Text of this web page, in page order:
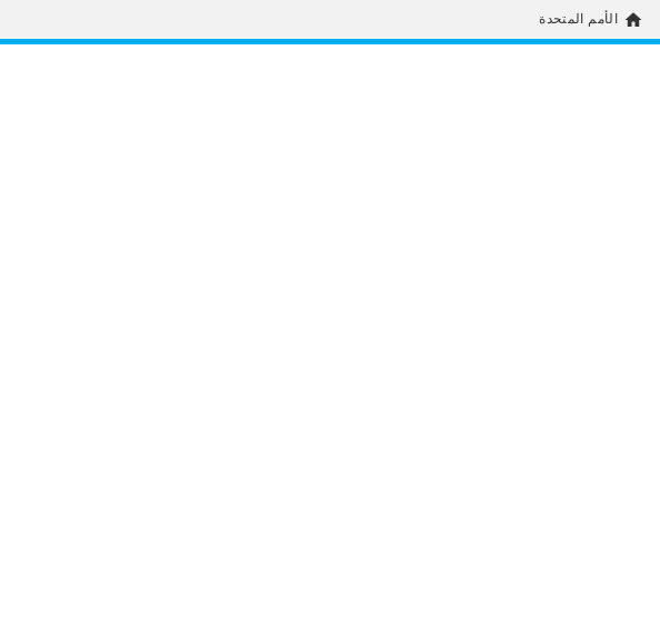
home الأمم المتحدة